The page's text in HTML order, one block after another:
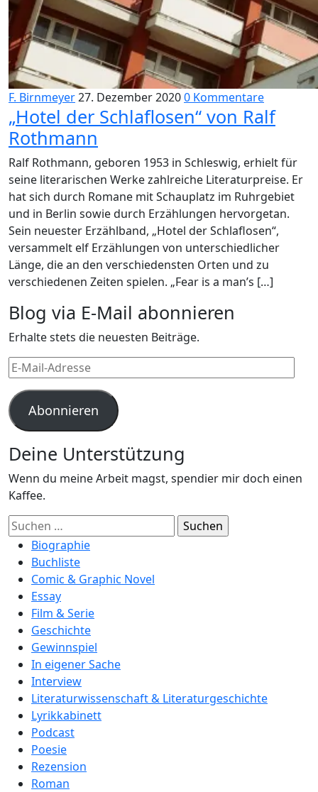
F. Birnmeyer27. Dezember 20200 Kommentare
„Hotel der Schlaflosen“ von Ralf
Rothmann
Ralf Rothmann, geboren 1953 in Schleswig, erhielt für
seine literarischen Werke zahlreiche Literaturpreise. Er
hat sich durch Romane mit Schauplatz im Ruhrgebiet
und in Berlin sowie durch Erzählungen hervorgetan.
Sein neuester Erzählband, „Hotel der Schlaflosen“,
versammelt elf Erzählungen von unterschiedlicher
Länge, die an den verschiedensten Orten und zu
verschiedenen Zeiten spielen. „Fear is a man’s […]
Blog via E-Mail abonnieren
Erhalte stets die neuesten Beiträge.
E-
Mail-
Adresse
Abonnieren
Deine Unterstützung
Wenn du meine Arbeit magst, spendier mir doch einen
Kaffee.
Suchen
nach:Biographie
Buchliste
Comic & Graphic Novel
Essay
Film & Serie
Geschichte
Gewinnspiel
In eigener Sache
Interview
Literaturwissenschaft & Literaturgeschichte
Lyrikkabinett
Podcast
Poesie
Rezension
Roman